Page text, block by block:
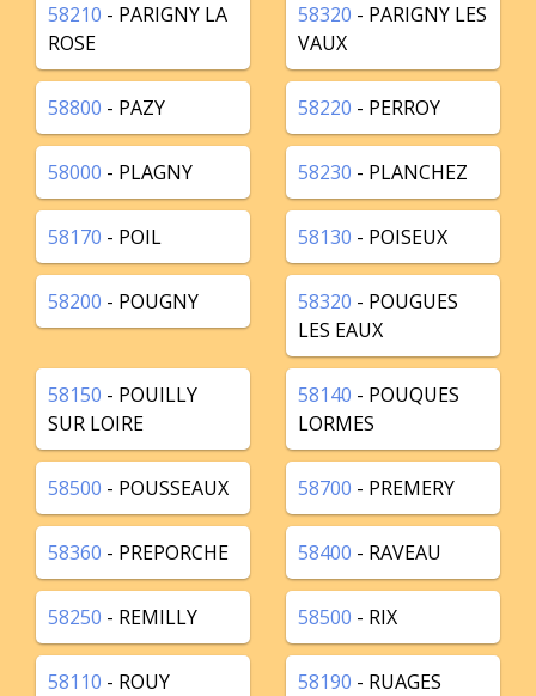
58210 - PARIGNY LA
ROSE
58320 - PARIGNY LES
VAUX
58800 - PAZY 58220 - PERROY
58000 - PLAGNY 58230 - PLANCHEZ
58170 - POIL 58130 - POISEUX
58200 - POUGNY 58320 - POUGUES
LES EAUX
58150 - POUILLY
SUR LOIRE
58140 - POUQUES
LORMES
58500 - POUSSEAUX 58700 - PREMERY
58360 - PREPORCHE 58400 - RAVEAU
58250 - REMILLY 58500 - RIX
58110 - ROUY 58190 - RUAGES